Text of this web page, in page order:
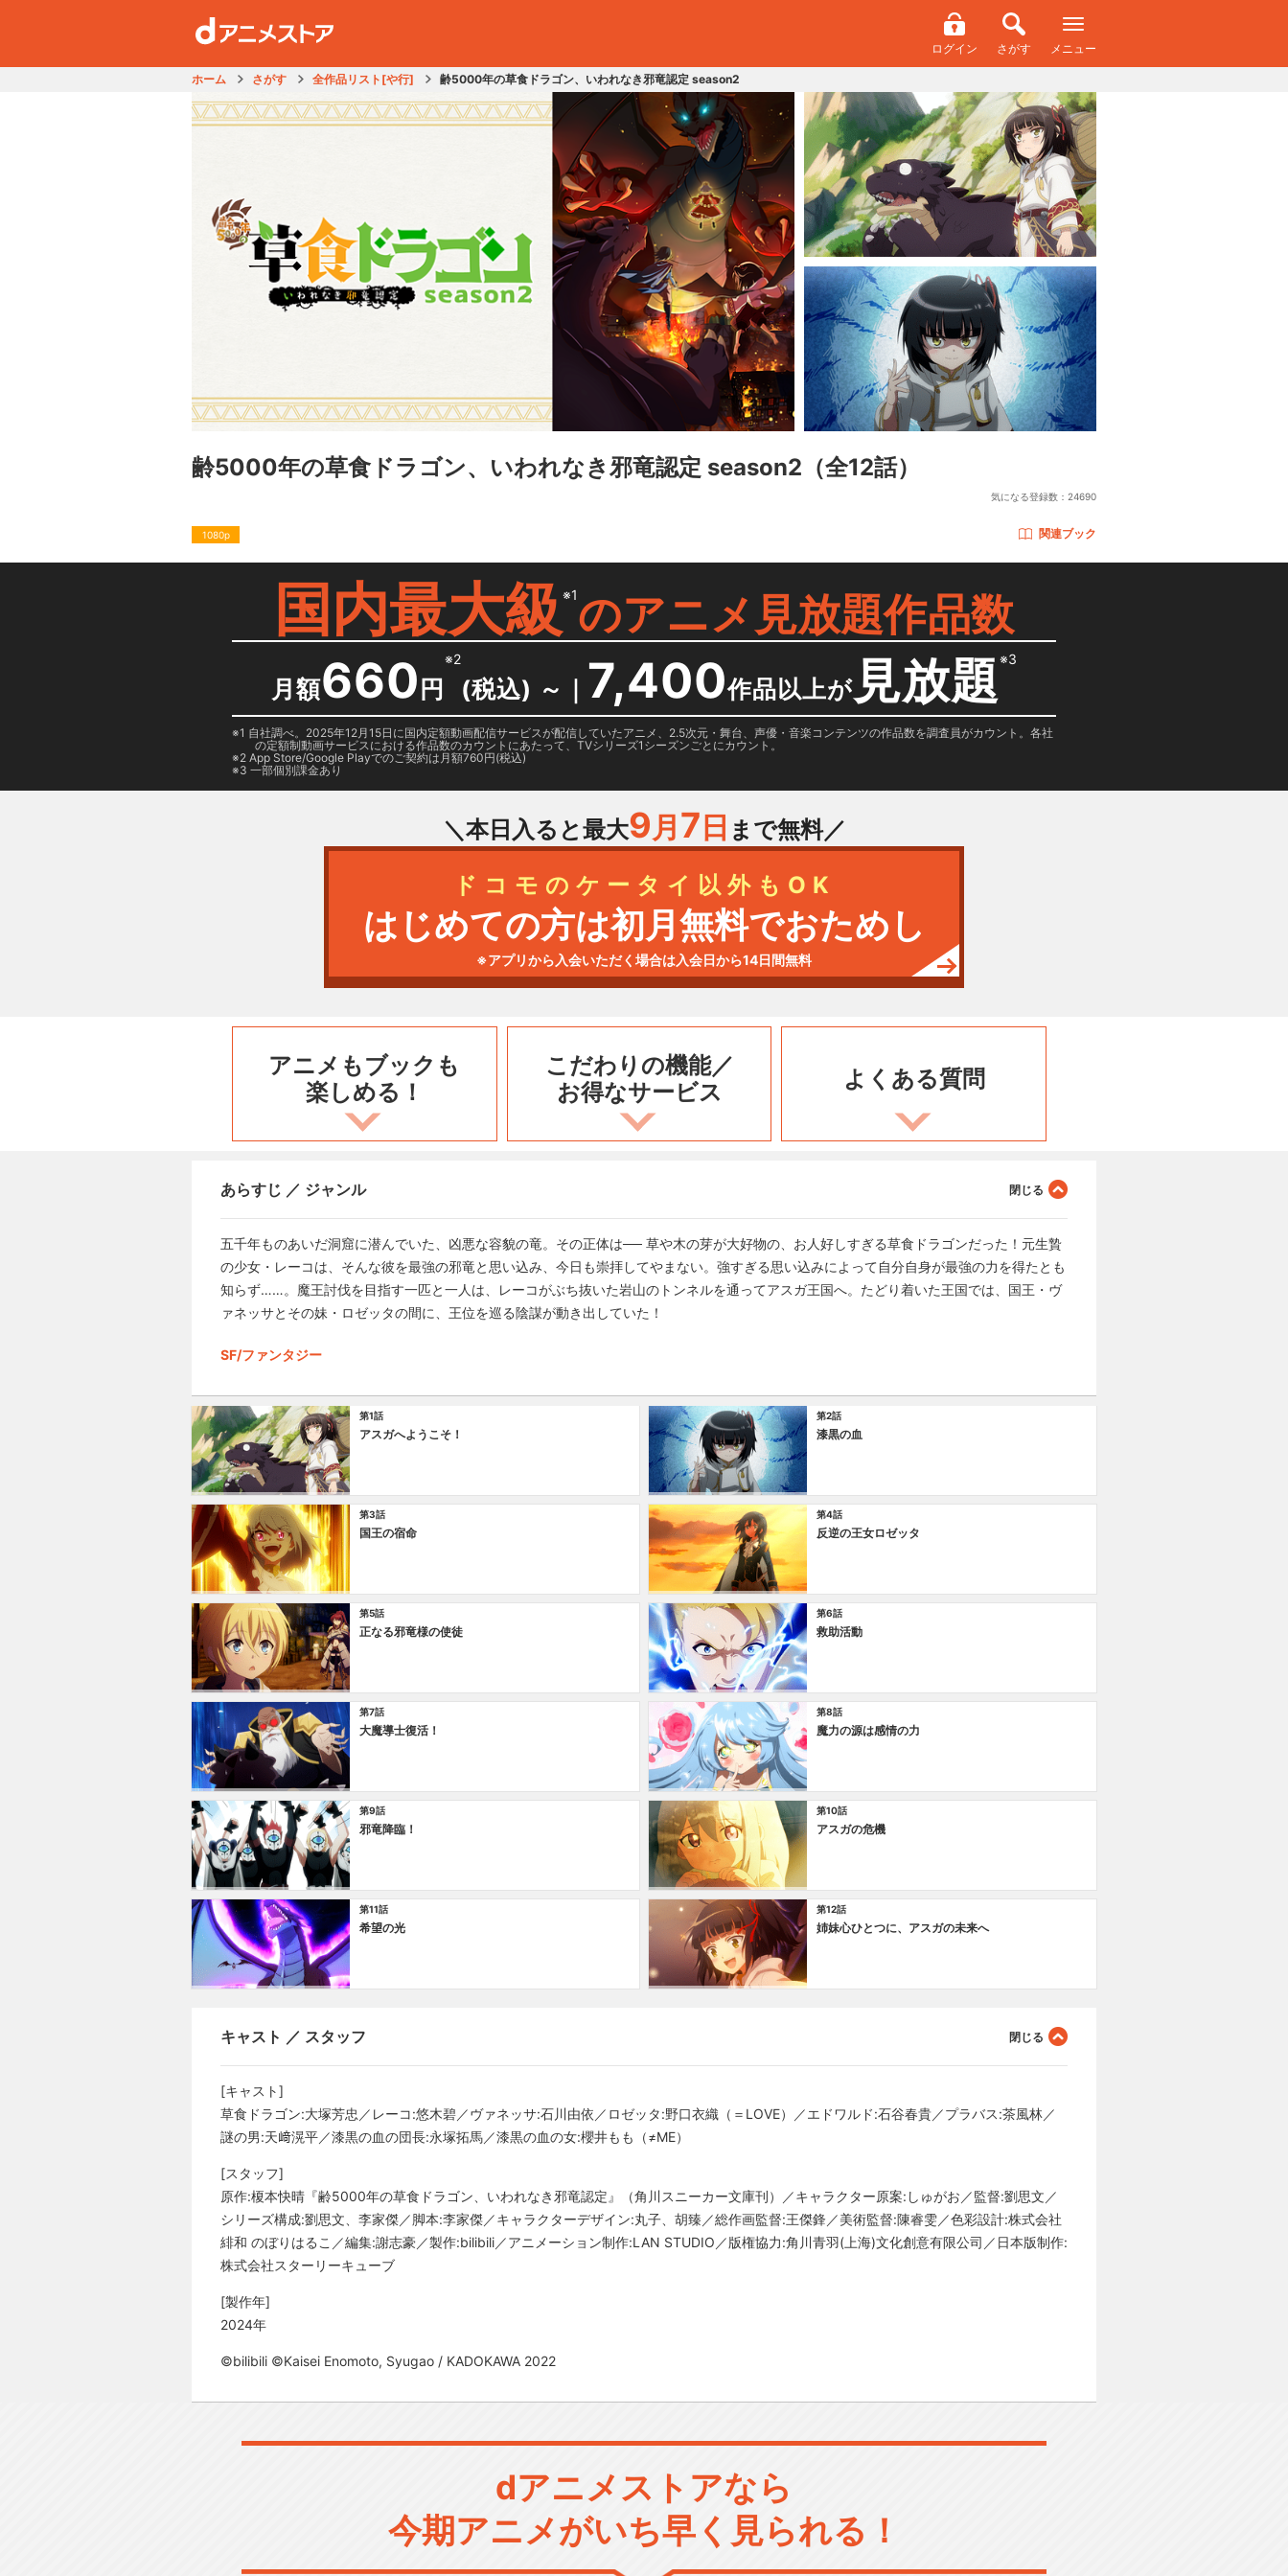
ログイン さがす メニュー
ホーム さがす 全作品リスト[や行] 齢5000年の草食ドラゴン、いわれなき邪竜認定 season2
齢5000年の草食ドラゴン、いわれなき邪竜認定 season2 （全12話）
気になる登録数： 24690
1080p 関連ブック
国内最大級 ※1のアニメ見放題作品数
月額660 円
※2
(税込) ～ ｜ 7,400作品以上が 見放題※3
1 自社調べ。2025年12月15日に国内定額動画配信サービスが配信していたアニメ、2.5次元・舞台、声優・音楽コンテンツの作品数を調査員がカウント。各社
の定額制動画サービスにおける作品数のカウントにあたって、TVシリーズ1シーズンごとにカウント。
2 App Store/Google Playでのご契約は月額760円(税込)
3 一部個別課金あり
＼本日入ると最大9月 7 日 まで無料／
ドコモのケータイ以外もOK
はじめての方は初月無料でおためし
※アプリから入会いただく場合は入会日から14日間無料
アニメもブックも
楽しめる！
こだわりの機能／
お得なサービス
よくある質問
あらすじ ／ ジャンル
五千年ものあいだ洞窟に潜んでいた、凶悪な容貌の竜。その正体は── 草や木の芽が大好物の、お人好しすぎる草食ドラゴンだった！元生贄
の少女・レーコは、そんな彼を最強の邪竜と思い込み、今日も崇拝してやまない。強すぎる思い込みによって自分自身が最強の力を得たとも
知らず……。魔王討伐を目指す一匹と一人は、レーコがぶち抜いた岩山のトンネルを通ってアスガ王国へ。たどり着いた王国では、国王・ヴ
ァネッサとその妹・ロゼッタの間に、王位を巡る陰謀が動き出していた！
SF/ファンタジー
第1話
アスガへようこそ！
第2話
漆黒の血
第3話
国王の宿命
第4話
反逆の王女ロゼッタ
第5話
正なる邪竜様の使徒
第6話
救助活動
第7話
大魔導士復活！
第8話
魔力の源は感情の力
第9話
邪竜降臨！
第10話
アスガの危機
第11話
希望の光
第12話
姉妹心ひとつに、アスガの未来へ
キャスト ／ スタッフ
[キャスト]
草食ドラゴン:大塚芳忠／レーコ:悠木碧／ヴァネッサ:石川由依／ロゼッタ:野口衣織（＝LOVE）／エドワルド:石谷春貴／プラバス:茶風林／
謎の男:天﨑滉平／漆黒の血の団長:永塚拓馬／漆黒の血の女:櫻井もも（≠ME）
[スタッフ]
原作:榎本快晴『齢5000年の草食ドラゴン、いわれなき邪竜認定』（角川スニーカー文庫刊）／キャラクター原案:しゅがお／監督:劉思文／
シリーズ構成:劉思文、李家傑／脚本:李家傑／キャラクターデザイン:丸子、胡臻／総作画監督:王傑鋒／美術監督:陳睿雯／色彩設計:株式会社
緋和 のぼりはるこ／編集:謝志豪／製作:bilibili／アニメーション制作:LAN STUDIO／版権協力:角川青羽(上海)文化創意有限公司／日本版制作:
株式会社スターリーキューブ
[製作年]
2024年
©bilibili ©Kaisei Enomoto, Syugao / KADOKAWA 2022
dアニメストアなら
今期アニメがいち早く見られる！